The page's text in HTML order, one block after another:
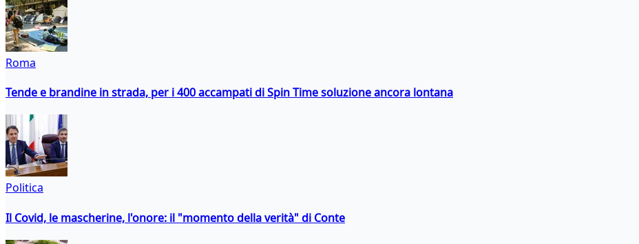
Roma
Tende e brandine in strada, per i 400 accampati di Spin Time soluzione ancora lontana
Politica
Il Covid, le mascherine, l'onore: il "momento della verità" di Conte